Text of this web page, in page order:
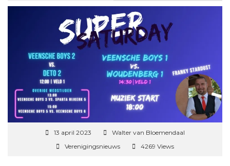
13 april 2023
Walter van Bloemendaal
Verenigingsnieuws
4269 Views